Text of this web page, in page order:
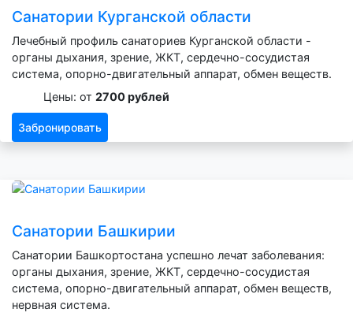
Санатории Курганской области
Лечебный профиль санаториев Курганской области -
органы дыхания, зрение, ЖКТ, сердечно-сосудистая
система, опорно-двигательный аппарат, обмен веществ.
Цены: от 2700 рублей
Забронировать
Санатории Башкирии
Санатории Башкортостана успешно лечат заболевания:
органы дыхания, зрение, ЖКТ, сердечно-сосудистая
система, опорно-двигательный аппарат, обмен веществ,
нервная система.